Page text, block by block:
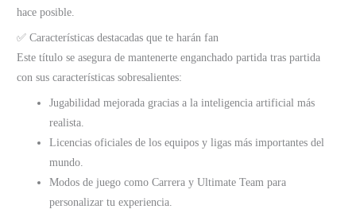
hace posible.
✅ Características destacadas que te harán fan
Este título se asegura de mantenerte enganchado partida tras partida
con sus características sobresalientes:
Jugabilidad mejorada gracias a la inteligencia artificial más
realista.
Licencias oficiales de los equipos y ligas más importantes del
mundo.
Modos de juego como Carrera y Ultimate Team para
personalizar tu experiencia.